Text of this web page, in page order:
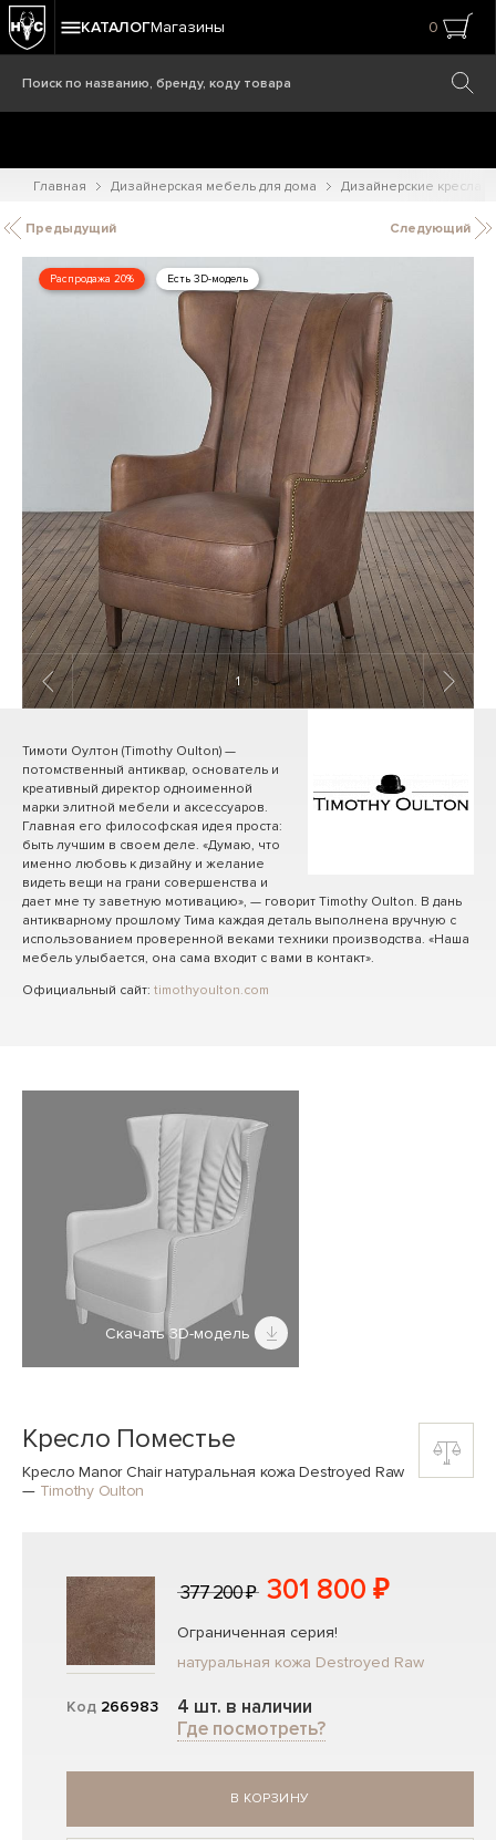
КАТАЛОГМагазины 0
Главная Дизайнерская мебель для дома Дизайнерские кресла
Предыдущий Следующий
Распродажа 20% Есть 3D-модель
1 / 9
Тимоти Оултон (Timothy Oulton) —
потомственный антиквар, основатель и
креативный директор одноименной
марки элитной мебели и аксессуаров.
Главная его философская идея проста:
быть лучшим в своем деле. «Думаю, что
именно любовь к дизайну и желание
видеть вещи на грани совершенства и
дает мне ту заветную мотивацию», — говорит Timothy Oulton. В дань
антикварному прошлому Тима каждая деталь выполнена вручную с
использованием проверенной веками техники производства. «Наша
мебель улыбается, она сама входит с вами в контакт».
Официальный сайт: timothyoulton.com
Скачать 3D-модель
Кресло Поместье
Кресло Manor Chair натуральная кожа Destroyed Raw
— Timothy Oulton
Код 266983
377 200 ₽ 301 800 ₽
Ограниченная серия!
натуральная кожа Destroyed Raw
4 шт. в наличии
Где посмотреть?
В КОРЗИНУ